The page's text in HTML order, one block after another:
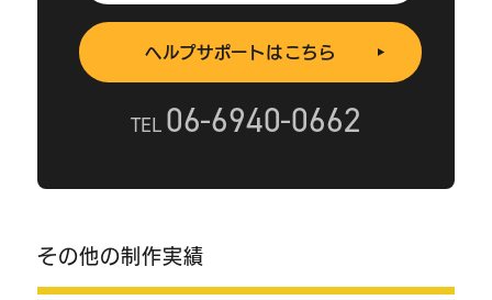
ヘルプサポートはこちら
TEL 06-6940-0662
その他の制作実績